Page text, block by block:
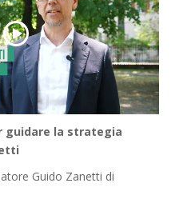
guidare la strategia
Guido Zanetti di